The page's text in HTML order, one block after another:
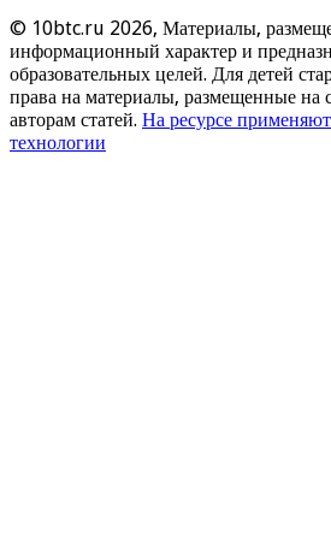
© 10btc.ru 2026, Материалы,
информационный характер и
образовательных целей. Для детей
права на материалы, размещенные на
авторам статей. На ресурсе
технологии